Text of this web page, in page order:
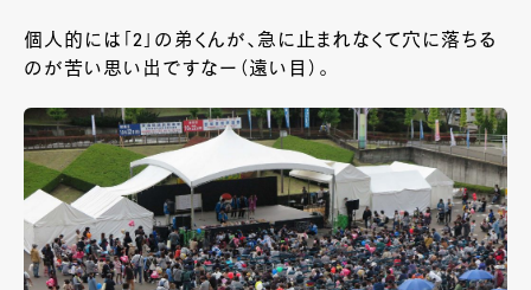
個人的には「2」の弟くんが、急に止まれなくて穴に落ちる
のが苦い思い出ですなー（遠い目）。